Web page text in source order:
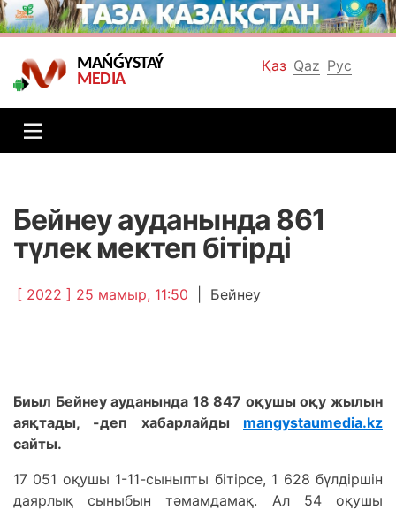
Қаз Qaz Рус
MAŃǴYSTAÝ
MEDIA
Бейнеу ауданында 861
түлек мектеп бітірді
[ 2022 ] 25 мамыр, 11:50 Бейнеу
Биыл Бейнеу ауданында 18 847 оқушы оқу жылын
аяқтады, -деп хабарлайды mangystaumedia.kz
сайты.
17 051 оқушы 1-11-сыныпты бітірсе, 1 628 бүлдіршін
даярлық сыныбын тәмамдамақ. Ал 54 оқушы